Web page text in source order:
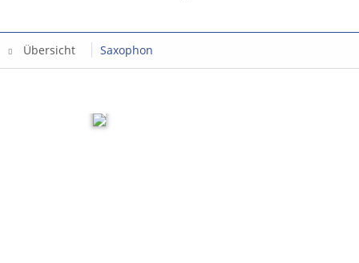
Übersicht Saxophon